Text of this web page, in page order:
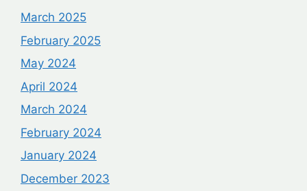
March 2025
February 2025
May 2024
April 2024
March 2024
February 2024
January 2024
December 2023